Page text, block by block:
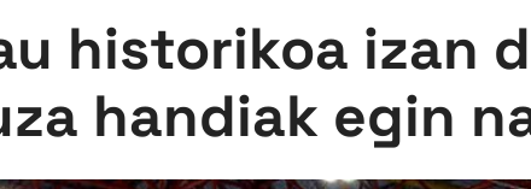
historikoa izan
handiak egin